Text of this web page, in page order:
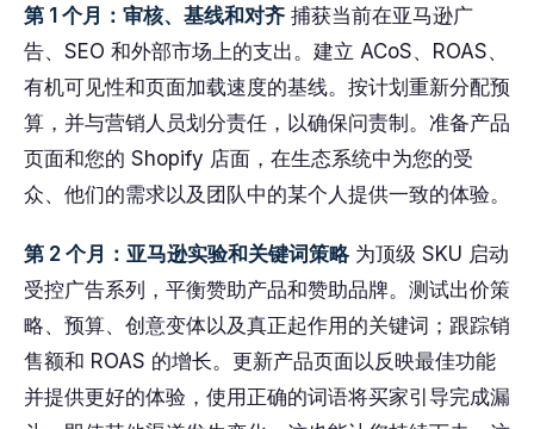
第 1 个月：审核、基线和对齐 捕获当前在亚马逊广
告、SEO 和外部市场上的支出。建立 ACoS、ROAS、
有机可见性和页面加载速度的基线。按计划重新分配预
算，并与营销人员划分责任，以确保问责制。准备产品
页面和您的 Shopify 店面，在生态系统中为您的受
众、他们的需求以及团队中的某个人提供一致的体验。
第 2 个月：亚马逊实验和关键词策略为顶级 SKU 启动
受控广告系列，平衡赞助产品和赞助品牌。测试出价策
略、预算、创意变体以及真正起作用的关键词；跟踪销
售额和 ROAS 的增长。更新产品页面以反映最佳功能
并提供更好的体验，使用正确的词语将买家引导完成漏